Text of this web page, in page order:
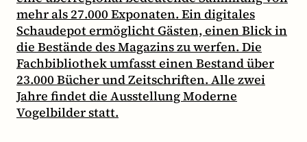
mehr als 27.000 Exponaten. Ein digitales
Schaudepot ermöglicht Gästen, einen Blick in
die Bestände des Magazins zu werfen. Die
Fachbibliothek umfasst einen Bestand über
23.000 Bücher und Zeitschriften. Alle zwei
Jahre findet die Ausstellung Moderne
Vogelbilder statt.